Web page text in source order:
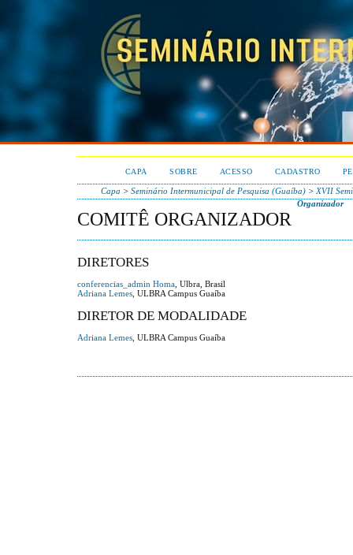
CAPA SOBRE ACESSO CADASTRO
Capa >Seminário Intermunicipal de Pesquisa (Guaíba) > XVII
Organizador
COMITÊ ORGANIZADOR
DIRETORES
conferencias_admin Homa , Ulbra, Brasil
Adriana Lemes , ULBRA Campus Guaíba
DIRETOR DE MODALIDADE
Adriana Lemes , ULBRA Campus Guaíba